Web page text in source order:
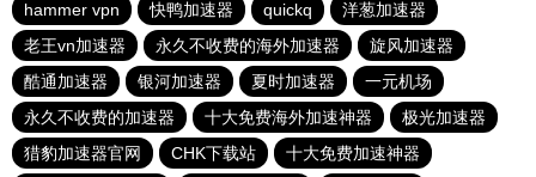
hammer vpn
快鸭加速器 quickq
洋葱加速器
老王vn加速器
永久不收费的海外加速器
旋风加速器
酷通加速器
银河加速器 夏时加速器
一元机场
永久不收费的加速器
十大免费海外加速神器
极光加速器
猎豹加速器官网
CHK下载站 十大免费加速神器